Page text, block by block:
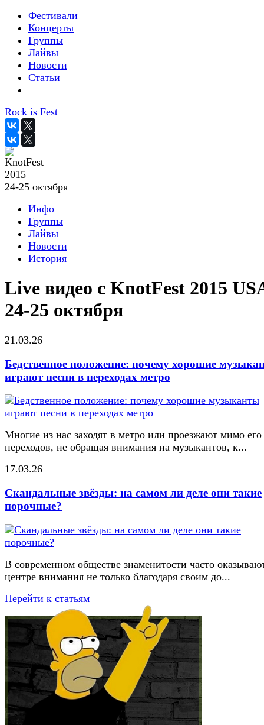
Фестивали
Концерты
Группы
Лайвы
Новости
Статьи
Rock is Fest
2015
24-25 октября
Инфо
Группы
Лайвы
Новости
История
Live видео с KnotFest 2015
24-25 октября
21.03.26
Бедственное положение: почему хорошие
играют песни в переходах метро
Многие из нас заходят в метро или проезжают мимо его
переходов, не обращая внимания на музыкантов, к...
17.03.26
Скандальные звёзды: на самом ли деле они такие
порочные?
В современном обществе знаменитости часто
центре внимания не только благодаря своим до...
Перейти к статьям